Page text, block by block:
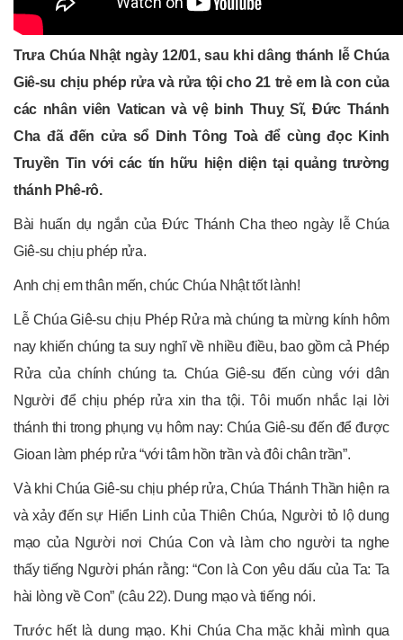
Trưa Chúa Nhật ngày 12/01, sau khi dâng thánh lễ Chúa
Giê-su chịu phép rửa và rửa tội cho 21 trẻ em là con của
các nhân viên Vatican và vệ binh Thuỵ Sĩ, Đức Thánh
Cha đã đến cửa sổ Dinh Tông Toà để cùng đọc Kinh
Truyền Tin với các tín hữu hiện diện tại quảng trường
thánh Phê-rô.
Bài huấn dụ ngắn của Đức Thánh Cha theo ngày lễ Chúa
Giê-su chịu phép rửa.
Anh chị em thân mến, chúc Chúa Nhật tốt lành!
Lễ Chúa Giê-su chịu Phép Rửa mà chúng ta mừng kính hôm
nay khiến chúng ta suy nghĩ về nhiều điều, bao gồm cả Phép
Rửa của chính chúng ta. Chúa Giê-su đến cùng với dân
Người để chịu phép rửa xin tha tội. Tôi muốn nhắc lại lời
thánh thi trong phụng vụ hôm nay: Chúa Giê-su đến để được
Gioan làm phép rửa “với tâm hồn trần và đôi chân trần”.
Và khi Chúa Giê-su chịu phép rửa, Chúa Thánh Thần hiện ra
và xảy đến sự Hiển Linh của Thiên Chúa, Người tỏ lộ dung
mạo của Người nơi Chúa Con và làm cho người ta nghe
thấy tiếng Người phán rằng: “Con là Con yêu dấu của Ta: Ta
hài lòng về Con” (câu 22). Dung mạo và tiếng nói.
Trước hết là dung mạo. Khi Chúa Cha mặc khải mình qua